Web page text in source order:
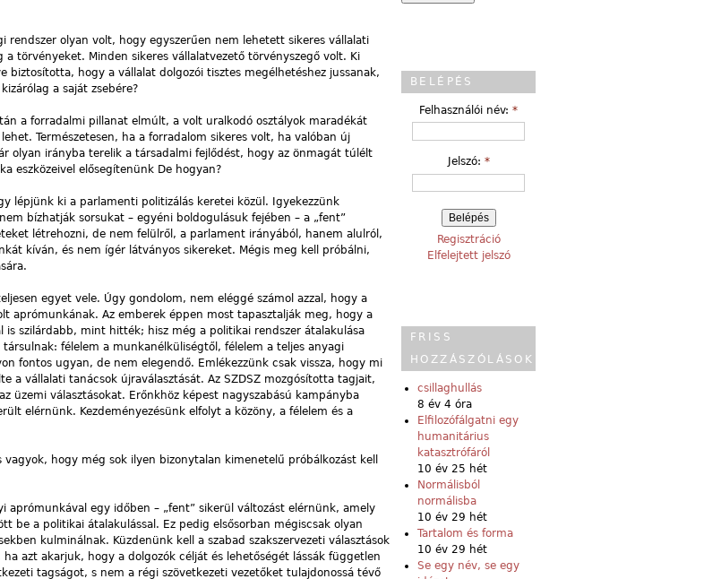
rendszer olyan volt, hogy egyszerűen nem lehetett sikeres vállalati
törvényeket. Minden sikeres vállalatvezető törvényszegő volt. Ki
hogy a vállalat dolgozói tisztes megélhetéshez jussanak,
a saját zsebére?
a forradalmi pillanat elmúlt, a volt uralkodó osztályok maradékát
Természetesen, ha a forradalom sikeres volt, ha valóban új
olyan irányba terelik a társadalmi fejlődést, hogy az önmagát túlélt
eszközeivel elősegítenünk De hogyan?
lépjünk ki a parlamenti politizálás keretei közül. Igyekezzünk
bízhatják sorsukat – egyéni boldogulásuk fejében – a „fent”
létrehozni, de nem felülről, a parlament irányából, hanem alulról,
kíván, és nem ígér látványos sikereket. Mégis meg kell próbálni,
egyet vele. Úgy gondolom, nem eléggé számol azzal, hogy a
aprómunkának. Az emberek éppen most tapasztalják meg, hogy a
szilárdabb, mint hitték; hisz még a politikai rendszer átalakulása
félelem a munkanélküliségtől, félelem a teljes anyagi
fontos ugyan, de nem elegendő. Emlékezzünk csak vissza, hogy mi
vállalati tanácsok újraválasztását. Az SZDSZ mozgósította tagjait,
üzemi választásokat. Erőnkhöz képest nagyszabású kampányba
elérnünk. Kezdeményezésünk elfolyt a közöny, a félelem és a
hogy még sok ilyen bizonytalan kimenetelű próbálkozást kell
aprómunkával egy időben – „fent” sikerül változást elérnünk, amely
be a politikai átalakulással. Ez pedig elsősorban mégiscsak olyan
kulminálnak. Küzdenünk kell a szabad szakszervezeti választások
azt akarjuk, hogy a dolgozók célját és lehetőségét lássák független
tagságot, s nem a régi szövetkezeti vezetőket tulajdonossá tévő
BELÉPÉS
Felhasználói név: *
Jelszó: *
Regisztráció
Elfelejtett jelszó
FRISS
HOZZÁSZÓLÁSOK
csillaghullás
8 év 4 óra
Elfilozófálgatni egy
humanitárius
katasztrófáról
10 év 25 hét
Normálisból
normálisba
10 év 29 hét
Tartalom és forma
10 év 29 hét
Se egy név, se egy